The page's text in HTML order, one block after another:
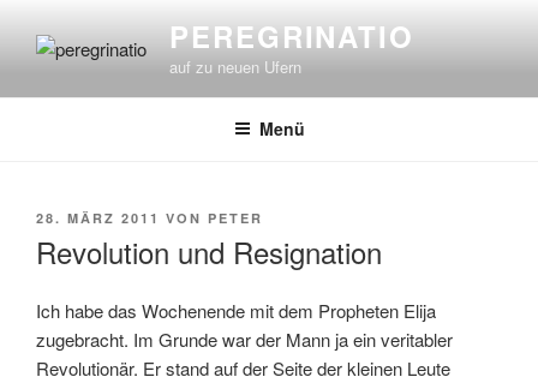
Inhalt
PEREGRINATIO
auf zu neuen Ufern
Menü
VERÖFFENTLICHT
28. MÄRZ 2011 VON PETER
Revolution und Resignation
Ich habe das Wochenende mit dem Propheten Elija
zugebracht. Im Grunde war der Mann ja ein veritabler
Revolutionär. Er stand auf der Seite der kleinen Leute